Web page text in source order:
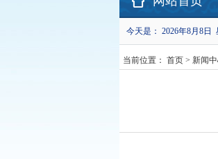
今天是： 2026年8月8日
当前位置： 首页 > 新闻